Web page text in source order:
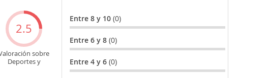
2.5
sobre
Deportes y
Entre 8 y 10 (0)
Entre 6 y 8 (0)
Entre 4 y 6 (0)